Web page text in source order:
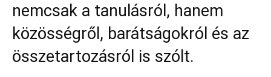
nemcsak a tanulásról, hanem
közösségről, barátságokról és az
összetartozásról is szólt.